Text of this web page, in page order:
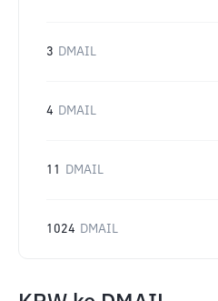
3 DMAIL
4 DMAIL
11 DMAIL
1024 DMAIL